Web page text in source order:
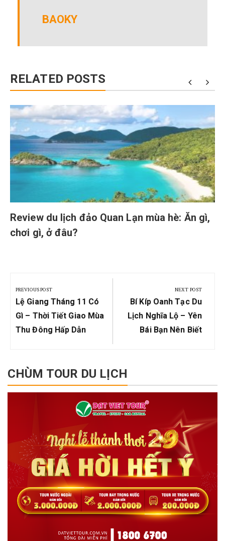
BAOKY
RELATED POSTS
Review du lịch đảo Quan Lạn mùa hè: Ăn gì,
chơi gì, ở đâu?
navigation
PREVIOUS POST
Previous
Post:
Lệ Giang Tháng 11 Có
Gì – Thời Tiết Giao Mùa
Thu Đông Hấp Dẫn
NEXT POST
Next
Post:
Bí Kíp Oanh Tạc Du
Lịch Nghĩa Lộ – Yên
Bái Bạn Nên Biết
CHÙM TOUR DU LỊCH